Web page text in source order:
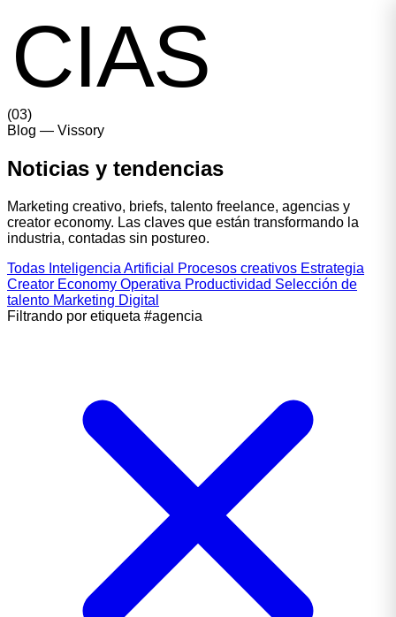
(03)
Blog — Vissory
Noticias y tendencias
Marketing creativo, briefs, talento freelance, agencias y
creator economy. Las claves que están transformando la
industria, contadas sin postureo.
Todas Inteligencia Artificial Procesos creativos Estrategia
Creator Economy Operativa Productividad Selección de
talento Marketing Digital
Filtrando por etiqueta #agencia